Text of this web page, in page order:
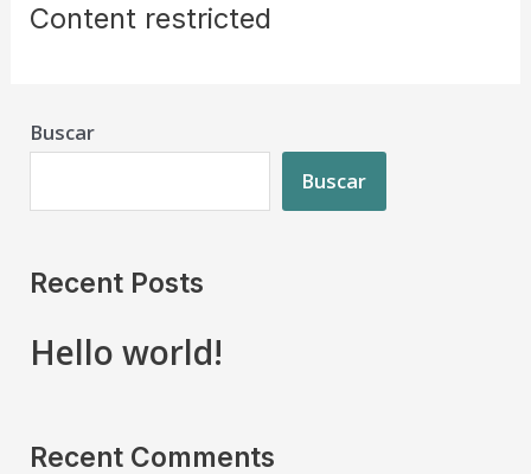
Content restricted
Buscar
Buscar
Recent Posts
Hello world!
Recent Comments